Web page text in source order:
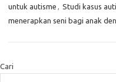
untuk autisme , Studi kasus
menerapkan seni bagi anak
Cari